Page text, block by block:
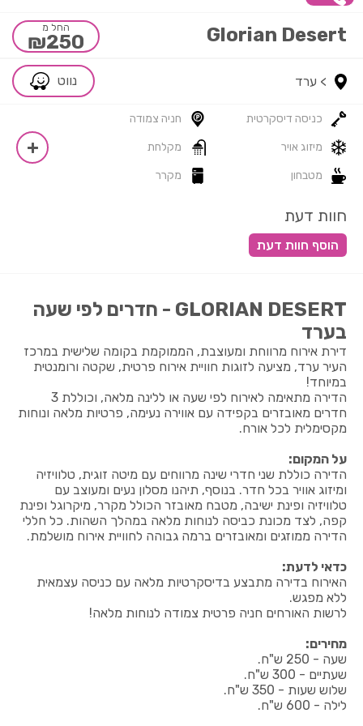
החל מ
₪250
נווט
Glorian Desert
> ערד
כניסה דיסקרטית חניה צמודה
מיזוג אויר מקלחת
מטבחון מקרר
חוות דעת
GLORIAN DESERT - חדרים לפי שעה
בערד
דירת אירוח מרווחת ומעוצבת, הממוקמת בקומה שלישית במרכז
העיר ערד, מציעה לזוגות חוויית אירוח פרטית, שקטה ורומנטית
במיוחד!
הדירה מתאימה לאירוח לפי שעה או ללינה מלאה, וכוללת 3
חדרים מאובזרים בקפידה עם אווירה נעימה, פרטיות מלאה ונוחות
מקסימלית לכל אורח.
על המקום:
הדירה כוללת שני חדרי שינה מרווחים עם מיטה זוגית, טלוויזיה
ומיזוג אוויר בכל חדר. בנוסף, תיהנו מסלון נעים ומעוצב עם
טלוויזיה ופינת ישיבה, מטבח מאובזר הכולל מקרר, מיקרוגל ופינת
קפה, לצד מכונת כביסה לנוחות מלאה במהלך השהות. כל חללי
הדירה ממוזגים ומאובזרים ברמה גבוהה לחוויית אירוח מושלמת.
כדאי לדעת:
האירוח בדירה מתבצע בדיסקרטיות מלאה עם כניסה עצמאית
ללא מפגש.
לרשות האורחים חניה פרטית צמודה לנוחות מלאה!
מחירים:
שעה - 250 ש"ח.
שעתיים - 300 ש"ח.
שלוש שעות - 350 ש"ח.
לילה - 600 ש"ח.